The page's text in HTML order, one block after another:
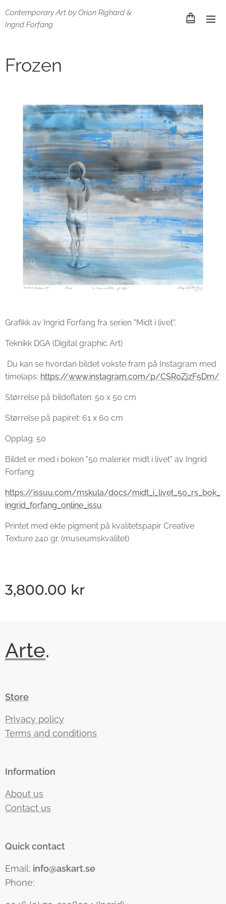
Contemporary Art by Orion Righard &
Ingrid Forfang
Frozen
Grafikk av Ingrid Forfang fra serien "Midt i livet".
Teknikk DGA (Digital graphic Art)
Du kan se hvordan bildet vokste fram på Instagram med
timelaps: https://www.instagram.com/p/CSR0ZjzF5Dm/
Størrelse på bildeflaten: 50 x 50 cm
Størrelse på papiret: 61 x 60 cm
Opplag: 50
Bildet er med i boken "50 malerier midt i livet" av Ingrid
Forfang:
https://issuu.com/mskula/docs/midt_i_livet_50_rs_bok_
ingrid_forfang_online_issu
Printet med ekte pigment på kvalitetspapir Creative
Texture 240 gr. (museumskvalitet)
3,800.00 kr
Arte.
Store
Privacy policy
Terms and conditions
Information
About us
Contact us
Quick contact
Email: info@askart.se
Phone: